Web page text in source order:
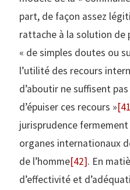
part, de façon assez
rattache à la solution de
« de simples doutes ou
l’utilité des recours
d’aboutir ne suffisent
d’épuiser ces recours »
jurisprudence
organes internationaux
de l’homme[42]. En
d’effectivité et